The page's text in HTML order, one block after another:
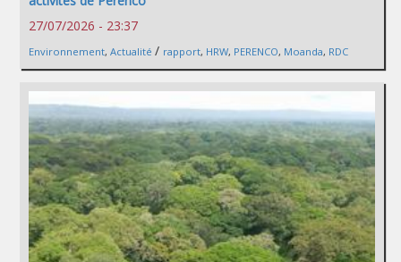
27/07/2026 - 23:37
Environnement, Actualité / rapport, HRW, PERENCO, Moanda, RDC